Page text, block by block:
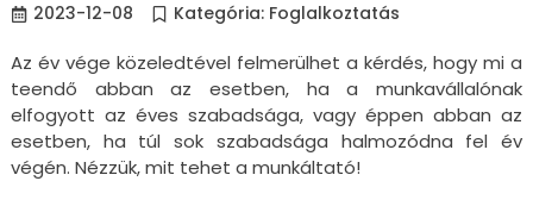
2023-12-08 Kategória: Foglalkoztatás
Az év vége közeledtével felmerülhet a kérdés, hogy mi a
teendő abban az esetben, ha a munkavállalónak
elfogyott az éves szabadsága, vagy éppen abban az
esetben, ha túl sok szabadsága halmozódna fel év
végén. Nézzük, mit tehet a munkáltató!